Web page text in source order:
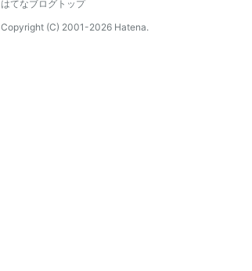
はてなブログトップ
Copyright (C) 2001-2026 Hatena.